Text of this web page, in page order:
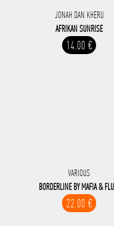
JONAH DAN KHERU
AFRIKAN SUNRISE
14.00 €
VARIOUS
BORDERLINE BY MAFIA &
22.00 €